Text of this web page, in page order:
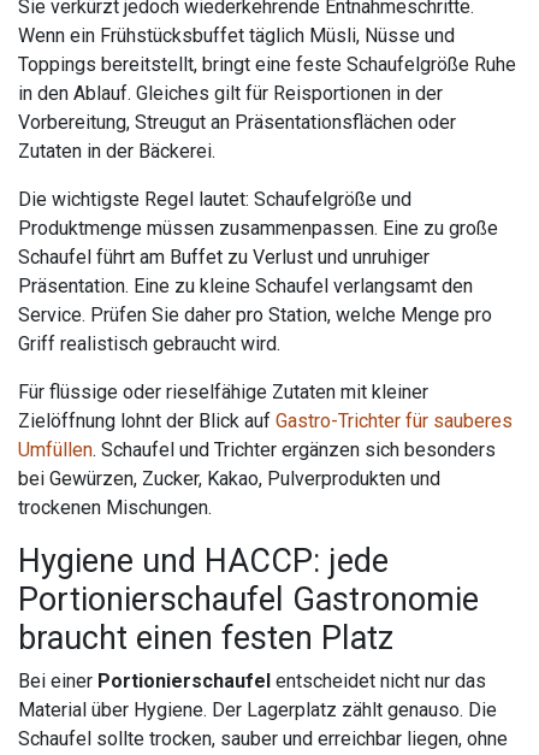
Sie verkürzt jedoch wiederkehrende Entnahmeschritte.
Wenn ein Frühstücksbuffet täglich Müsli, Nüsse und
Toppings bereitstellt, bringt eine feste Schaufelgröße Ruhe
in den Ablauf. Gleiches gilt für Reisportionen in der
Vorbereitung, Streugut an Präsentationsflächen oder
Zutaten in der Bäckerei.
Die wichtigste Regel lautet: Schaufelgröße und
Produktmenge müssen zusammenpassen. Eine zu große
Schaufel führt am Buffet zu Verlust und unruhiger
Präsentation. Eine zu kleine Schaufel verlangsamt den
Service. Prüfen Sie daher pro Station, welche Menge pro
Griff realistisch gebraucht wird.
Für flüssige oder rieselfähige Zutaten mit kleiner
Zielöffnung lohnt der Blick auf Gastro-Trichter für sauberes
Umfüllen. Schaufel und Trichter ergänzen sich besonders
bei Gewürzen, Zucker, Kakao, Pulverprodukten und
trockenen Mischungen.
Hygiene und HACCP: jede
Portionierschaufel Gastronomie
braucht einen festen Platz
Bei einer Portionierschaufel entscheidet nicht nur das
Material über Hygiene. Der Lagerplatz zählt genauso. Die
Schaufel sollte trocken, sauber und erreichbar liegen, ohne